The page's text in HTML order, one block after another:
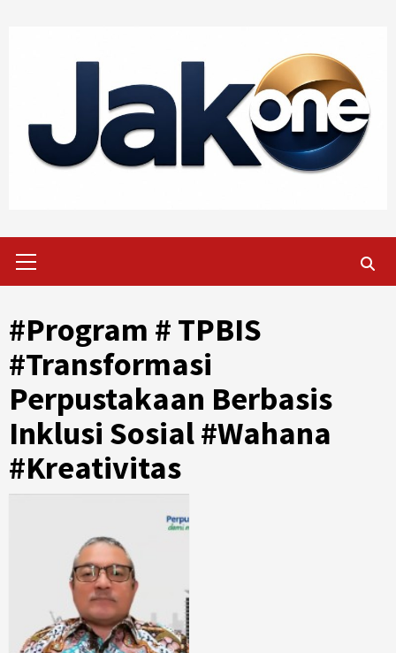
Menu
#Program # TPBIS
#Transformasi
Perpustakaan Berbasis
Inklusi Sosial #Wahana
#Kreativitas